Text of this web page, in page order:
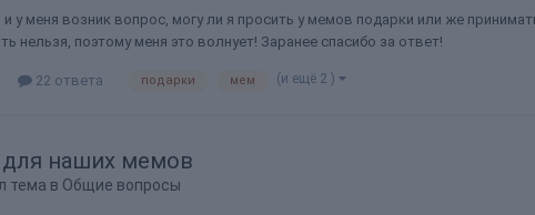
и у меня возник вопрос, могу ли я просить у мемов подарки или же
нельзя, поэтому меня это волнует! Заранее спасибо за ответ!
22 ответа подарки мем (и ещё 2 )
наших мемов
тема в Общие вопросы